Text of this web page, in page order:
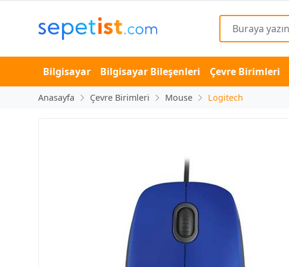
Bilgisayar Bilgisayar Bileşenleri Çevre Birimleri
Anasayfa Çevre Birimleri Mouse Logitech